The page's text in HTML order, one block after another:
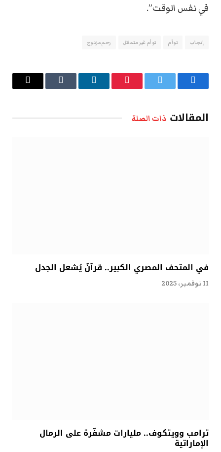
في نفس الوقت”.
إنجاب توأم توأم غير متماثل رحم مزدوج
فيسبوك تويتر بينتيريستلينكدإن Tumblr
البريد
المقالات ذات الصلة
في المتحف المصري الكبير.. قرآنٌ يُشعل الجدل
11 نوفمبر، 2025
ترامب وويتكوف.. مليارات مشفّرة على الرمال
الإماراتية